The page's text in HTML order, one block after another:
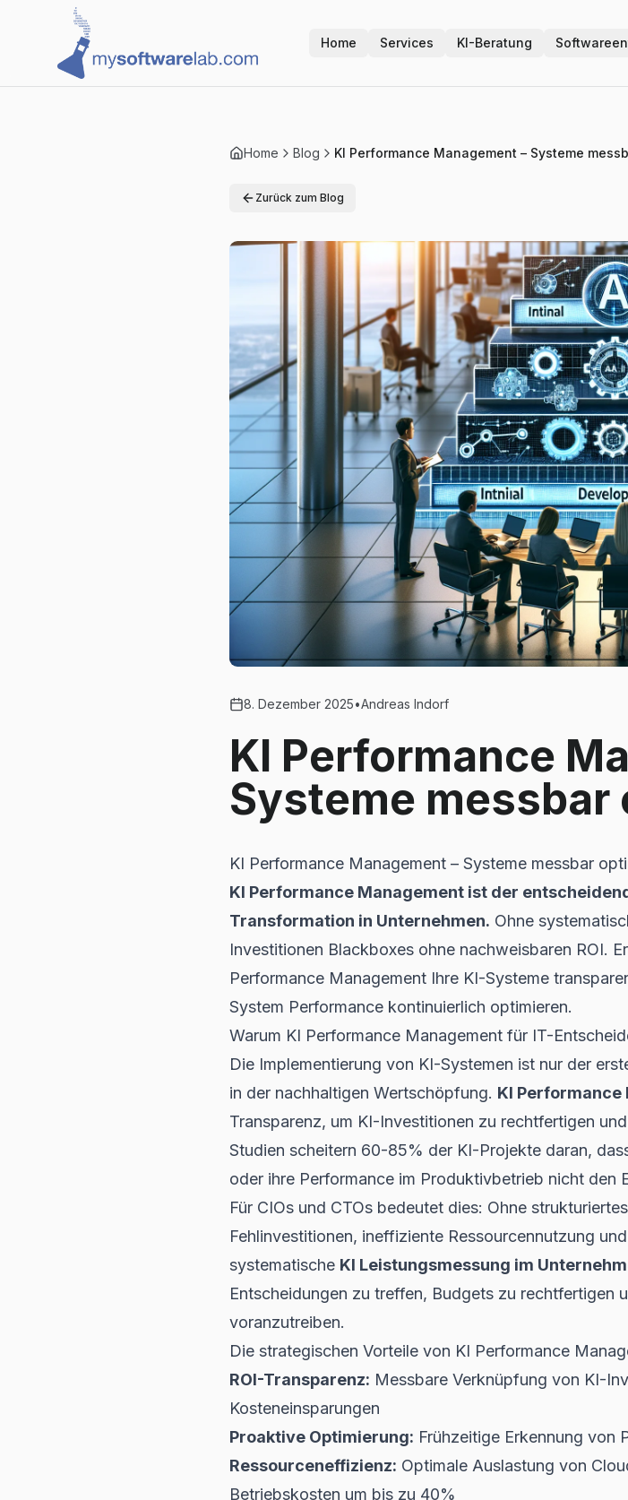
Home Services KI-Beratung
Home Blog KI Performance Management – Systeme
Zurück zum Blog
8. Dezember 2025•Andreas Indorf
KI Performance
Systeme
KI Performance Management – Systeme messbar
KI Performance Management ist der
Transformation in Unternehmen. Ohne
Investitionen Blackboxes ohne nachweisbaren ROI.
Performance Management Ihre KI-Systeme
System Performance kontinuierlich optimieren.
Warum KI Performance Management für IT-
Die Implementierung von KI-Systemen ist nur der
in der nachhaltigen Wertschöpfung. KI
Transparenz, um KI-Investitionen zu rechtfertigen
Studien scheitern 60-85% der KI-Projekte daran,
oder ihre Performance im Produktivbetrieb nicht den
Für CIOs und CTOs bedeutet dies: Ohne strukturiertes
Fehlinvestitionen, ineffiziente Ressourcennutzung
systematische KI Leistungsmessung im
Entscheidungen zu treffen, Budgets zu rechtfertigen
voranzutreiben.
Die strategischen Vorteile von KI Performance
ROI-Transparenz: Messbare Verknüpfung von KI-
Kosteneinsparungen
Proaktive Optimierung: Frühzeitige Erkennung von
Ressourceneffizienz: Optimale Auslastung von
Betriebskosten um bis zu 40%